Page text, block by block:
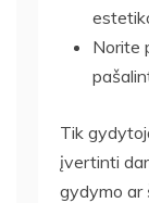
Norite
Tik
įvertinti
gydymo ar